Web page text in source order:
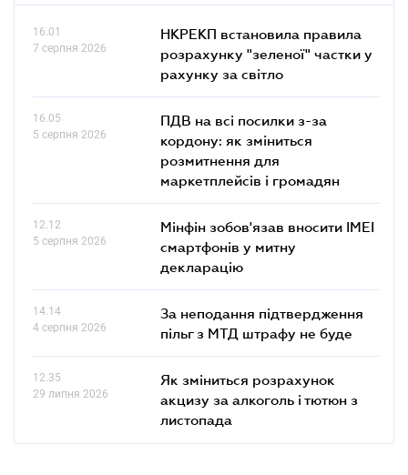
16.01
7 серпня 2026
НКРЕКП встановила правила
розрахунку "зеленої" частки у
рахунку за світло
16.05
5 серпня 2026
ПДВ на всі посилки з-за
кордону: як зміниться
розмитнення для
маркетплейсів і громадян
12.12
5 серпня 2026
Мінфін зобов'язав вносити IMEI
смартфонів у митну
декларацію
14.14
4 серпня 2026
За неподання підтвердження
пільг з МТД штрафу не буде
12.35
29 липня 2026
Як зміниться розрахунок
акцизу за алкоголь і тютюн з
листопада